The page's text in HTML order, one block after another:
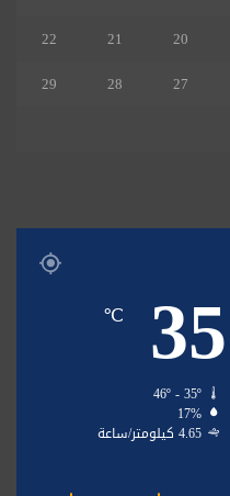
20
21
22
27
28
29
35
℃
46º - 35º
17%
4.65 كيلومتر/ساعة